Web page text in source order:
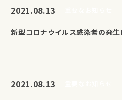
2021.08.13
新型コロナウイルス感染者の発生
2021.08.13